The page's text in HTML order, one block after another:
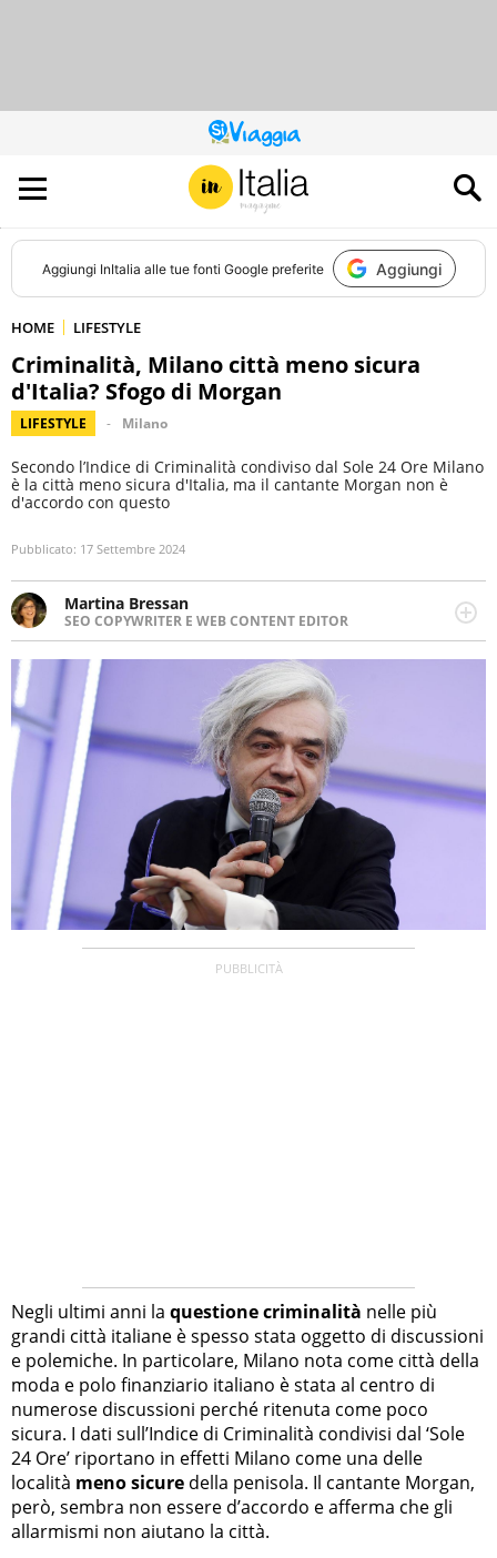
QUESTO
SITO
CONTRIBUISCE
ALL’AUDIENCE
DI
Aggiungi InItalia alle tue fonti Google preferite Aggiungi
HOME LIFESTYLE
Criminalità, Milano città meno sicura
d'Italia? Sfogo di Morgan
LIFESTYLE Milano
Secondo l’Indice di Criminalità condiviso dal Sole 24 Ore Milano
è la città meno sicura d'Italia, ma il cantante Morgan non è
d'accordo con questo
Pubblicato: 17 Settembre 2024
Martina Bressan
SEO COPYWRITER E WEB CONTENT EDITOR
Appassionata di viaggi, di trail running e di yoga, ama
scoprire nuovi posti e nuove culture. Curiosa,
determinata e intraprendente adora leggere ma
soprattutto scrivere.
Negli ultimi anni la questione criminalità nelle più
grandi città italiane è spesso stata oggetto di discussioni
e polemiche. In particolare, Milano nota come città della
moda e polo finanziario italiano è stata al centro di
numerose discussioni perché ritenuta come poco
sicura. I dati sull’Indice di Criminalità condivisi dal ‘Sole
24 Ore’ riportano in effetti Milano come una delle
località meno sicure della penisola. Il cantante Morgan,
però, sembra non essere d’accordo e afferma che gli
allarmismi non aiutano la città.